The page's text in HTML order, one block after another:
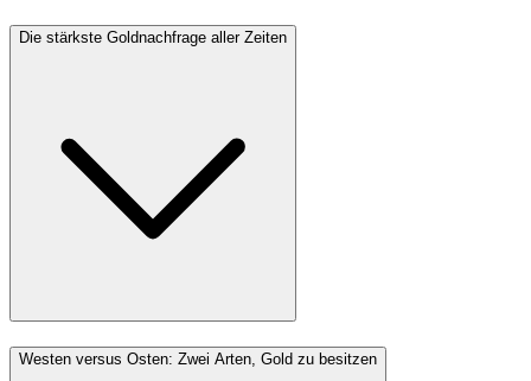
Die stärkste Goldnachfrage aller Zeiten
Westen versus Osten: Zwei Arten, Gold zu besitzen